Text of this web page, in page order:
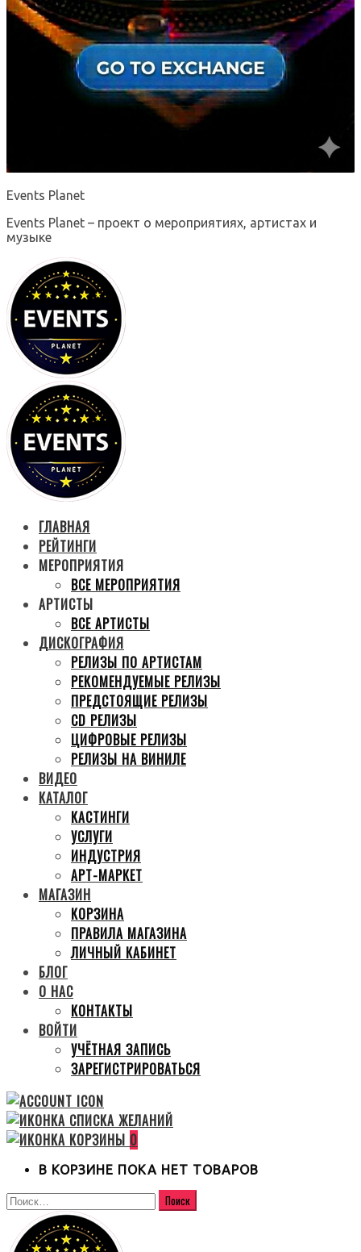
Events Planet
Events Planet – проект о мероприятиях, артистах и
музыке
ГЛАВНАЯ
РЕЙТИНГИ
МЕРОПРИЯТИЯ
ВСЕ МЕРОПРИЯТИЯ
АРТИСТЫ
ВСЕ АРТИСТЫ
ДИСКОГРАФИЯ
РЕЛИЗЫ ПО АРТИСТАМ
РЕКОМЕНДУЕМЫЕ РЕЛИЗЫ
ПРЕДСТОЯЩИЕ РЕЛИЗЫ
CD РЕЛИЗЫ
ЦИФРОВЫЕ РЕЛИЗЫ
РЕЛИЗЫ НА ВИНИЛЕ
ВИДЕО
КАТАЛОГ
КАСТИНГИ
УСЛУГИ
ИНДУСТРИЯ
АРТ-МАРКЕТ
МАГАЗИН
КОРЗИНА
ПРАВИЛА МАГАЗИНА
ЛИЧНЫЙ КАБИНЕТ
БЛОГ
О НАС
КОНТАКТЫ
ВОЙТИ
УЧЁТНАЯ ЗАПИСЬ
ЗАРЕГИСТРИРОВАТЬСЯ
0
В КОРЗИНЕ ПОКА НЕТ ТОВАРОВ